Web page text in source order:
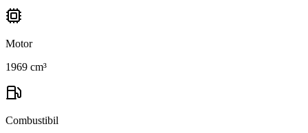
Motor
1969 cm³
Combustibil